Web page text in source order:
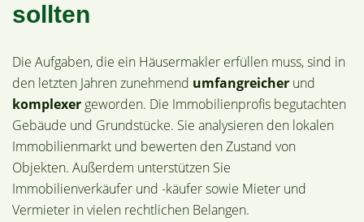
sollten
Die Aufgaben, die ein Häusermakler erfüllen muss, sind in
den letzten Jahren zunehmend umfangreicher und
komplexer geworden. Die Immobilienprofis begutachten
Gebäude und Grundstücke. Sie analysieren den lokalen
Immobilienmarkt und bewerten den Zustand von
Objekten. Außerdem unterstützen Sie
Immobilienverkäufer und -käufer sowie Mieter und
Vermieter in vielen rechtlichen Belangen.